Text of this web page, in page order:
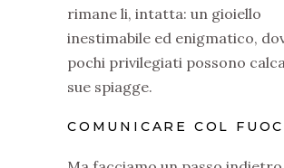
rimane li, intatta: un gioiello
inestimabile ed enigmatico,
pochi privilegiati possono
sue spiagge.
COMUNICARE COL